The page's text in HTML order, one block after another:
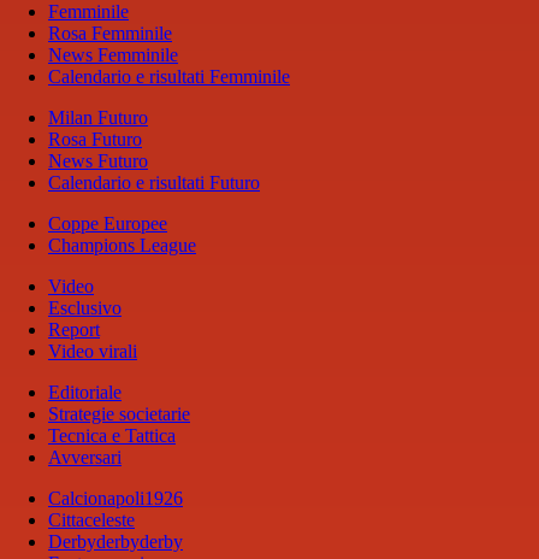
Femminile
Rosa Femminile
News Femminile
Calendario e risultati Femminile
Milan Futuro
Rosa Futuro
News Futuro
Calendario e risultati Futuro
Coppe Europee
Champions League
Video
Esclusivo
Report
Video virali
Editoriale
Strategie societarie
Tecnica e Tattica
Avversari
Calcionapoli1926
Cittaceleste
Derbyderbyderby